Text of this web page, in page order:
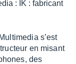
s’est
en misant
des